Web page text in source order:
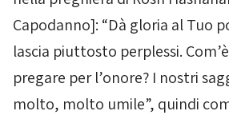
Capodanno]: “Dà gloria al Tuo
lascia piuttosto perplessi.
pregare per l’onore? I nostri
molto, molto umile”, quindi